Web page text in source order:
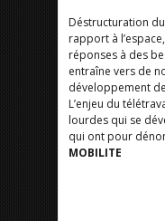
Déstructuration
rapport à
réponses à des
entraîne vers de
développement
L’enjeu du
lourdes qui se
qui ont pour
MOBILITE